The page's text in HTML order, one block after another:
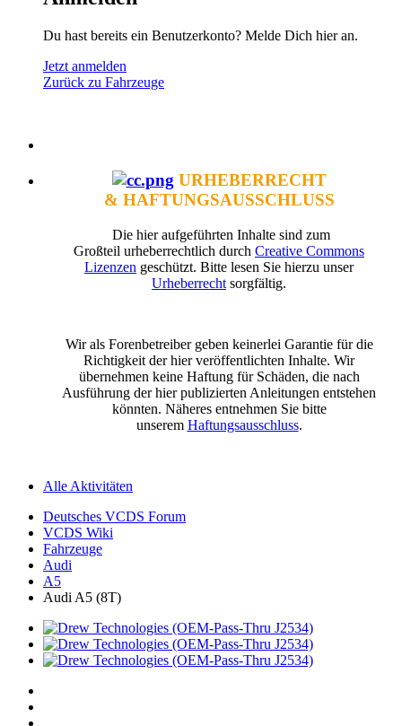
Du hast bereits ein Benutzerkonto? Melde Dich hier an.
Jetzt anmelden
Zurück zu Fahrzeuge
URHEBERRECHT
& HAFTUNGSAUSSCHLUSS
Die hier aufgeführten Inhalte sind zum
Großteil urheberrechtlich durch Creative Commons
Lizenzen geschützt. Bitte lesen Sie hierzu unser
Urheberrecht sorgfältig.
Wir als Forenbetreiber geben keinerlei Garantie für die
Richtigkeit der hier veröffentlichten Inhalte. Wir
übernehmen keine Haftung für Schäden, die nach
Ausführung der hier publizierten Anleitungen entstehen
könnten. Näheres entnehmen Sie bitte
unserem Haftungsausschluss.
Alle Aktivitäten
Deutsches VCDS Forum
VCDS Wiki
Fahrzeuge
Audi
A5
Audi A5 (8T)